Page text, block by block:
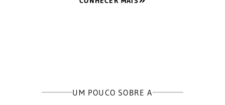
UM POUCO SOBRE A